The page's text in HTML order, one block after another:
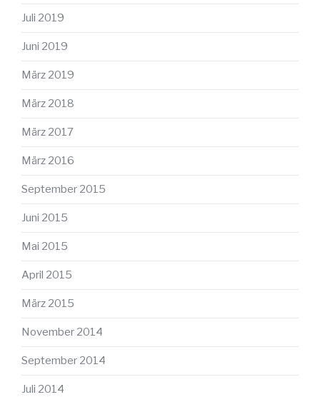
Juli 2019
Juni 2019
März 2019
März 2018
März 2017
März 2016
September 2015
Juni 2015
Mai 2015
April 2015
März 2015
November 2014
September 2014
Juli 2014